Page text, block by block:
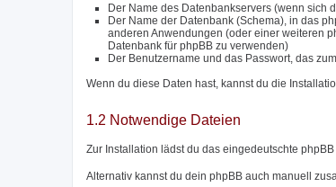
Der Name des Datenbankservers (wenn sich
Der Name der Datenbank (Schema), in das
anderen Anwendungen (oder einer weiteren
Datenbank für phpBB zu verwenden)
Der Benutzername und das Passwort, das
Wenn du diese Daten hast, kannst du die
1.2 Notwendige Dateien
Zur Installation lädst du das eingedeutschte
Alternativ kannst du dein phpBB auch manuell